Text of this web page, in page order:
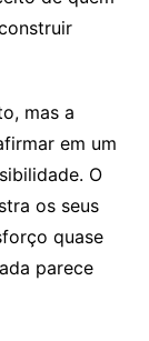
mas a
em um
O
os seus
quase
parece